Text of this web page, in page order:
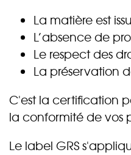
La matière est
L’absence de
Le respect des
La préservation
C'est la certification
la conformité de vos
Le label GRS